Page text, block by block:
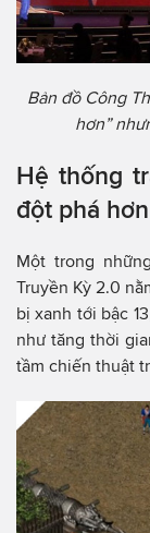
Bản đồ Công
hơn”
Hệ thống
đột phá hơn
Một trong
Truyền Kỳ 2.0
bị xanh tới bậc
như tăng thời
tầm chiến thuật